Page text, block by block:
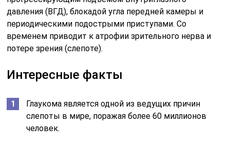
давления (ВГД), блокадой угла передней камеры и
периодическими подострыми приступами. Со
временем приводит к атрофии зрительного нерва и
потере зрения (слепоте).
Интересные факты
Глаукома является одной из ведущих причин
слепоты в мире, поражая более 60 миллионов
человек.